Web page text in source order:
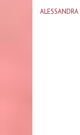
ALESSANDRA